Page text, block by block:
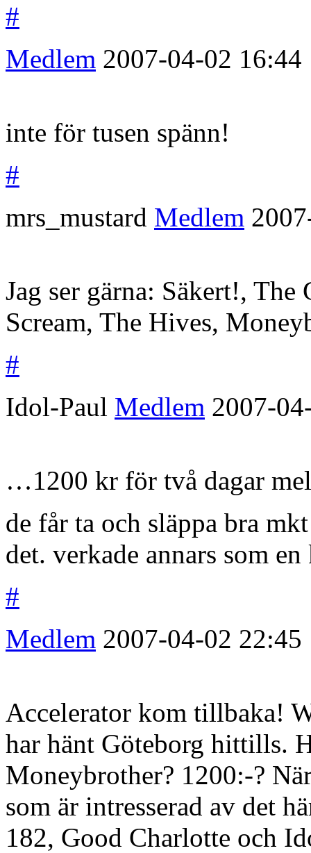
#
Medlem 2007-04-02 16:44
inte för tusen spänn!
#
mrs_mustard Medlem
Jag ser gärna: Säkert!,
Scream, The Hives,
#
Idol-Paul Medlem 2007-
…1200 kr för två dagar
de får ta och släppa bra
det. verkade annars som
#
Medlem 2007-04-02 22:45
Accelerator kom tillbaka!
har hänt Göteborg hittills.
Moneybrother? 1200:-?
som är intresserad av det
182, Good Charlotte och